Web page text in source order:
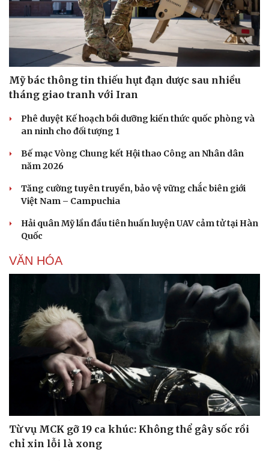
Thông tin doanh nghiệp
Doanh nghiệp 24h
Doanh nhân
Vì cộng đồng
Công nghệ
Sành điệu
Tin Công nghệ
Trải nghiệm
Mỹ bác thông tin thiếu hụt đạn dược sau nhiều
tháng giao tranh với Iran
Phê duyệt Kế hoạch bồi dưỡng kiến thức quốc phòng và
an ninh cho đối tượng 1
Bế mạc Vòng Chung kết Hội thao Công an Nhân dân
năm 2026
Tăng cường tuyên truyền, bảo vệ vững chắc biên giới
Việt Nam – Campuchia
Hải quân Mỹ lần đầu tiên huấn luyện UAV cảm tử tại Hàn
Quốc
VĂN HÓA
Từ vụ MCK gỡ 19 ca khúc: Không thể gây sốc rồi
chỉ xin lỗi là xong